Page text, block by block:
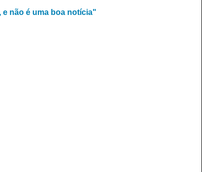
não é uma boa notícia"